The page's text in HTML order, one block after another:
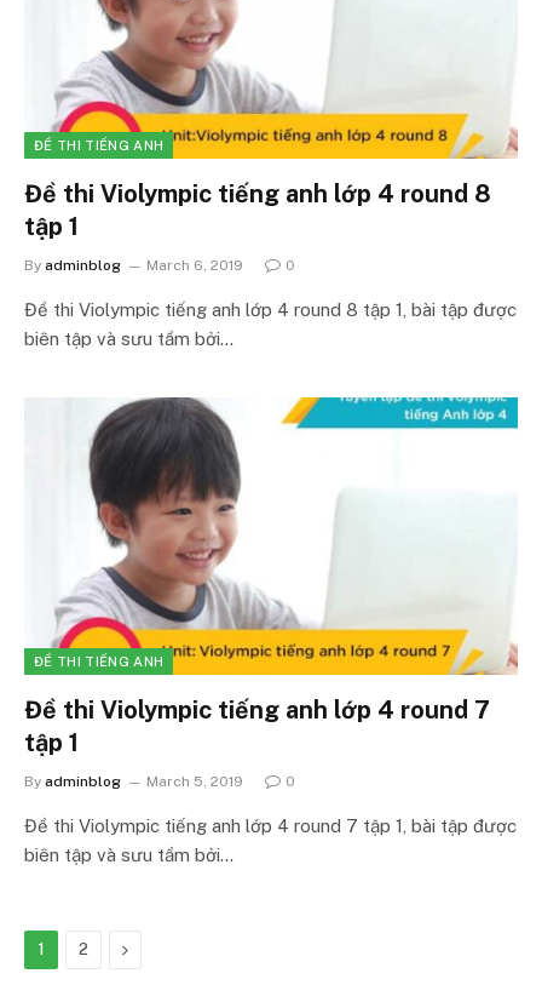
ĐỀ THI TIẾNG ANH
Đề thi Violympic tiếng anh lớp 4 round 8
tập 1
By adminblog March 6, 2019 0
Đề thi Violympic tiếng anh lớp 4 round 8 tập 1, bài tập được
biên tập và sưu tầm bởi…
ĐỀ THI TIẾNG ANH
Đề thi Violympic tiếng anh lớp 4 round 7
tập 1
By adminblog March 5, 2019 0
Đề thi Violympic tiếng anh lớp 4 round 7 tập 1, bài tập được
biên tập và sưu tầm bởi…
1 2 Next